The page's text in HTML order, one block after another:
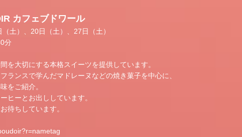
カフェブドワール
土）、20日（土）、27日（土）
分
を大切にする本格スイーツを提供しています。
ランスで学んだマドレーヌなどの焼き菓子を中心に、
をご紹介。
ヒーとお出ししています。
待ちしています。